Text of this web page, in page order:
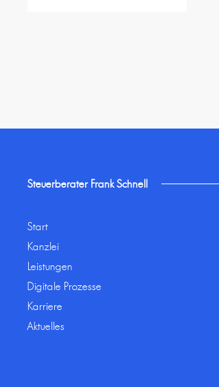
Steuerberater Frank Schnell
Start
Kanzlei
Leistungen
Digitale Prozesse
Karriere
Aktuelles